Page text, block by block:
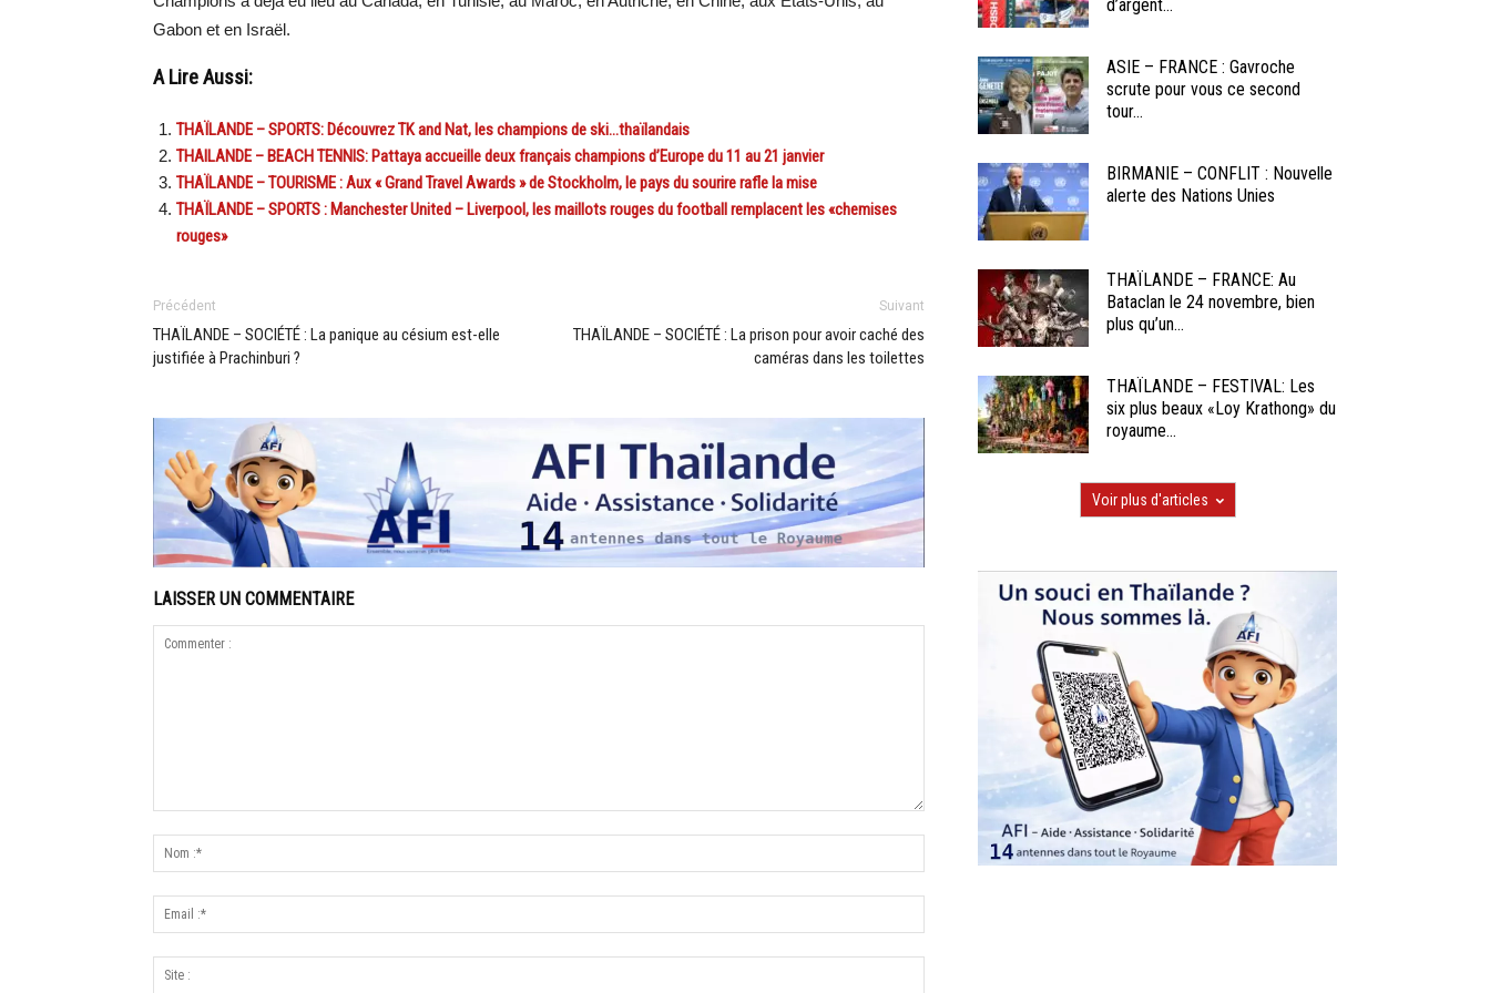
Gabon et en Israël.
A Lire Aussi:
THAÏLANDE – SPORTS: Découvrez TK and Nat, les champions de ski…thaïlandais
THAILANDE – BEACH TENNIS: Pattaya accueille deux français champions d’Europe du 11 au 21 janvier
THAÏLANDE – TOURISME : Aux « Grand Travel Awards » de Stockholm, le pays du sourire rafle la mise
THAÏLANDE – SPORTS : Manchester United – Liverpool, les maillots rouges du football remplacent les «chemises
rouges»
Précédent
THAÏLANDE – SOCIÉTÉ : La panique au césium est-elle
justifiée à Prachinburi ?
Suivant
THAÏLANDE – SOCIÉTÉ : La prison pour avoir caché des
caméras dans les toilettes
LAISSER UN COMMENTAIRE
d’argent...
ASIE – FRANCE : Gavroche
scrute pour vous ce second
tour...
BIRMANIE – CONFLIT : Nouvelle
alerte des Nations Unies
THAÏLANDE – FRANCE: Au
Bataclan le 24 novembre, bien
plus qu’un...
THAÏLANDE – FESTIVAL: Les
six plus beaux «Loy Krathong» du
royaume...
Voir plus d'articles